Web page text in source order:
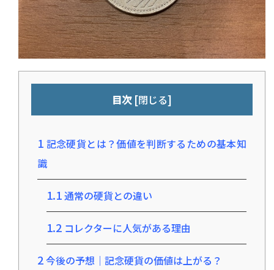
目次 [閉じる]
1 記念硬貨とは？価値を判断するための基本知
識
1.1通常の硬貨との違い
1.2 コレクターに人気がある理由
2今後の予想｜記念硬貨の価値は上がる？